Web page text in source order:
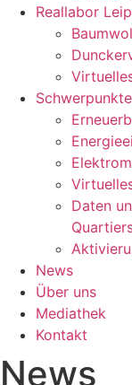
Reallabor
Schwerpunkte
Daten
News
Über uns
Mediathek
Kontakt
News